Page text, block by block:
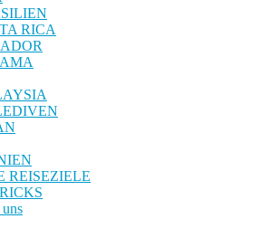
RICA
REISEZIELE